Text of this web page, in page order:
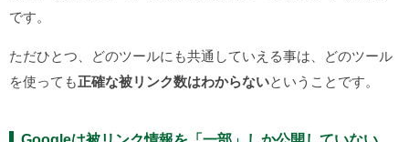
です。
ただひとつ、どのツールにも共通していえる事は、どのツール
を使っても正確な被リンク数はわからないということです。